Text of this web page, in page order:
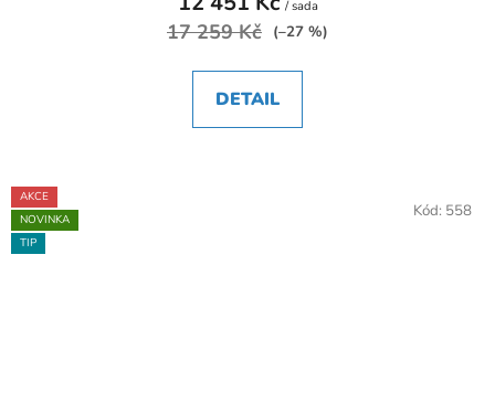
/ sada
17 259 Kč (–27 %)
DETAIL
AKCE
NOVINKA
TIP
Kód: 558